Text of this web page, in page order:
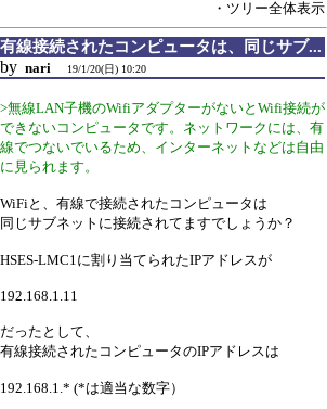
・ツリー全体表示
有線接続されたコンピュータは、同じサブ...
by nari 19/1/20(日) 10:20
>無線LAN子機のWifiアダプターがないとWifi接続が
できないコンピュータです。ネットワークには、有
線でつないでいるため、インターネットなどは自由
に見られます。
WiFiと、有線で接続されたコンピュータは
同じサブネットに接続されてますでしょうか？
HSES-LMC1に割り当てられたIPアドレスが
192.168.1.11
だったとして、
有線接続されたコンピュータのIPアドレスは
192.168.1.* (*は適当な数字）